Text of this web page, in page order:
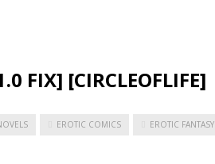
FIX] [CIRCLEOFLIFE]
EROTIC COMICS EROTIC FANTASY